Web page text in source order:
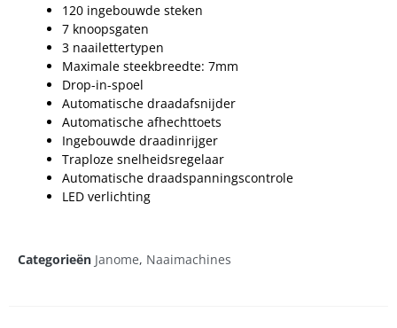
120 ingebouwde steken
7 knoopsgaten
3 naailettertypen
Maximale steekbreedte: 7mm
Drop-in-spoel
Automatische draadafsnijder
Automatische afhechttoets
Ingebouwde draadinrijger
Traploze snelheidsregelaar
Automatische draadspanningscontrole
LED verlichting
Categorieën Janome, Naaimachines